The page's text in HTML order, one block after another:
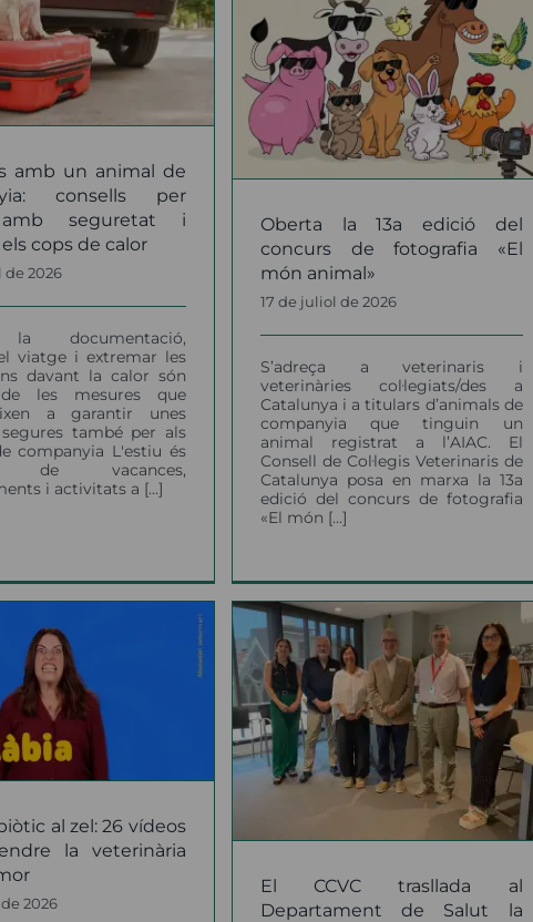
amb un animal de
consells per
seguretat i
cops de calor
de 2026
la documentació,
viatge i extremar les
davant la calor són
les mesures que
a garantir unes
segures també per als
companyia L'estiu és
de vacances,
i activitats a [...]
la 13a edició del
de fotografia
món animal»
Oberta la 13a edició del
concurs de fotografia «El
món animal»
17 de juliol de 2026
S’adreça a veterinaris i
veterinàries col·legiats/des a
Catalunya i a titulars d’animals de
companyia que tinguin un
animal registrat a l’AIAC. El
Consell de Col·legis Veterinaris de
Catalunya posa en marxa la 13a
edició del concurs de fotografia
«El món [...]
conveni amb AVEPA
per seguir impulsant la
formació d’excel·lència
del col·lectiu veterinari
notícies
al zel: 26 vídeos
la veterinària
2026
trasllada al
de Salut
de crear
de
de Salut
notícies
El CCVC trasllada al
Departament de Salut la
Gina Pijuan guanya la
primera edició del
Premi al millor TFG
amb perspectiva One
Health per un estudi
sobre la febre del Nil
Occidental
notícies